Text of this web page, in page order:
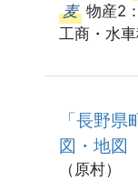
麦 物産2
工商・水
「長野
図・地図
（原村）